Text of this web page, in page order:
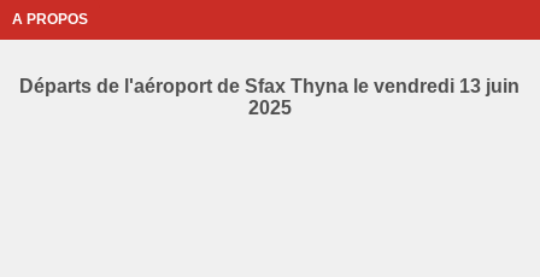
A PROPOS
Départs de l'aéroport de Sfax Thyna le vendredi 13 juin
2025